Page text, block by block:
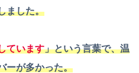
ました。
ています」という言葉で、温
ーが多かった。